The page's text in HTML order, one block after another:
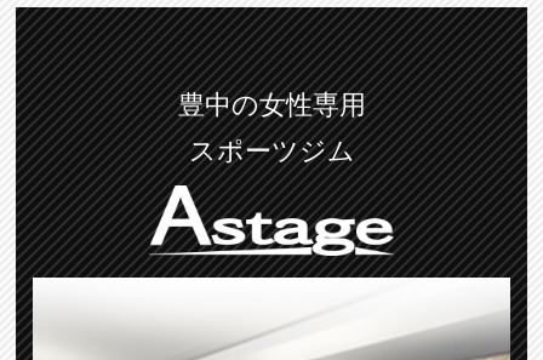
豊中の女性専用
スポーツジム